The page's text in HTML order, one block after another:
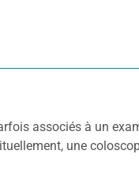
associés à un
une